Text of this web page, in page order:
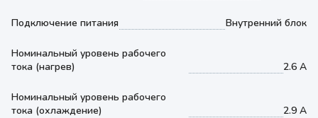
Подключение питания Внутренний блок
Номинальный уровень рабочего
тока (нагрев)
2.6 А
Номинальный уровень рабочего
тока (охлаждение)
2.9 А